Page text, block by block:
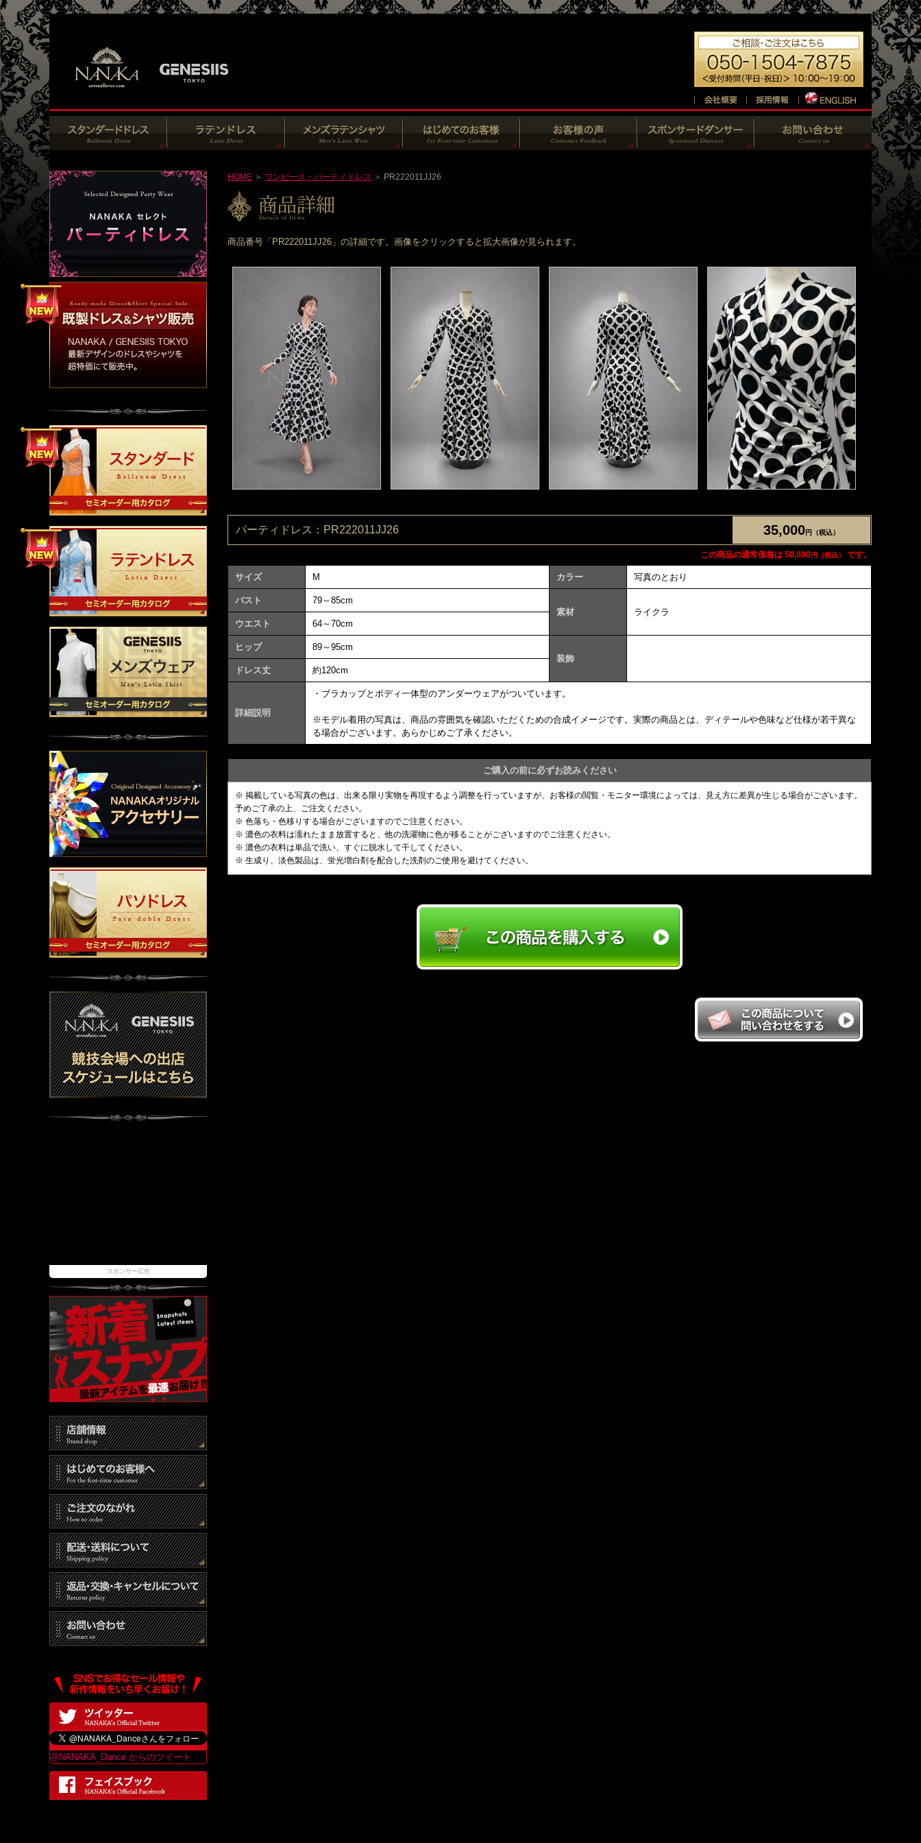
スポンサー広告
@NANAKA_Dance からのツイート
HOME ＞ ワンピース・パーティドレス ＞ PR222011JJ26
商品番号「PR222011JJ26」の詳細です。画像をクリックすると拡大画像が見られます。
パーティドレス：PR222011JJ26 35,000円（税込）
この商品の通常価格は 50,000円（税込） です。
サイズ M カラー 写真のとおり
バスト
79～85cm
素材
ライクラ
ウエスト
64～70cm
ヒップ
89～95cm
装飾
ドレス丈
約120cm
詳細説明
・ブラカップとボディ一体型のアンダーウェアがついています。
※モデル着用の写真は、商品の雰囲気を確認いただくための合成イメージです。実際の商品とは、ディテールや色味など仕様が若干異な
る場合がございます。あらかじめご了承ください。
ご購入の前に必ずお読みください
※ 掲載している写真の色は、出来る限り実物を再現するよう調整を行っていますが、お客様の閲覧・モニター環境によっては、見え方に差異が生じる場合がございます。
予めご了承の上、ご注文ください。
※ 色落ち・色移りする場合がございますのでご注意ください。
※ 濃色の衣料は濡れたまま放置すると、他の洗濯物に色が移ることがございますのでご注意ください。
※ 濃色の衣料は単品で洗い、すぐに脱水して干してください。
※ 生成り、淡色製品は、蛍光増白剤を配合した洗剤のご使用を避けてください。